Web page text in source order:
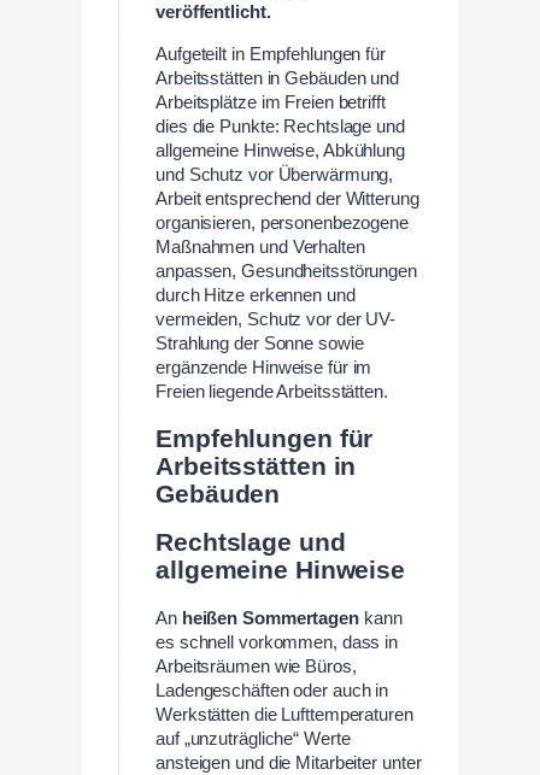
veröffentlicht.
Aufgeteilt in Empfehlungen für
Arbeitsstätten in Gebäuden und
Arbeitsplätze im Freien betrifft
dies die Punkte: Rechtslage und
allgemeine Hinweise, Abkühlung
und Schutz vor Überwärmung,
Arbeit entsprechend der Witterung
organisieren, personenbezogene
Maßnahmen und Verhalten
anpassen, Gesundheitsstörungen
durch Hitze erkennen und
vermeiden, Schutz vor der UV-
Strahlung der Sonne sowie
ergänzende Hinweise für im
Freien liegende Arbeitsstätten.
Empfehlungen für
Arbeitsstätten in
Gebäuden
Rechtslage und
allgemeine Hinweise
An heißen Sommertagenkann
es schnell vorkommen, dass in
Arbeitsräumen wie Büros,
Ladengeschäften oder auch in
Werkstätten die Lufttemperaturen
auf „unzuträgliche“ Werte
ansteigen und die Mitarbeiter unter